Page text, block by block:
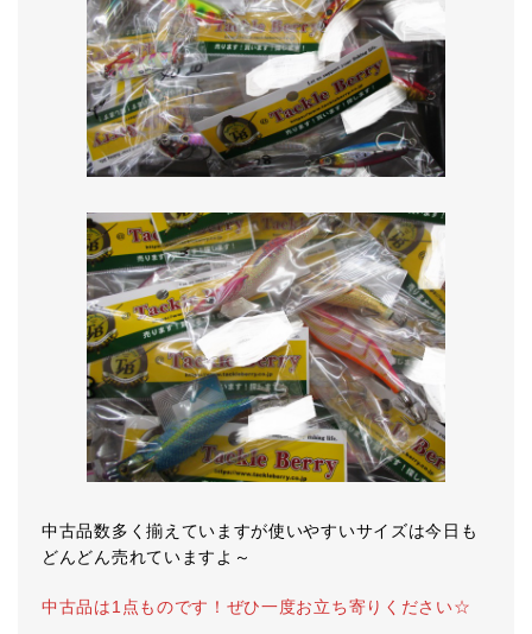
中古品数多く揃えていますが使いやすいサイズは今日も
どんどん売れていますよ～
中古品は1点ものです！ぜひ一度お立ち寄りください☆